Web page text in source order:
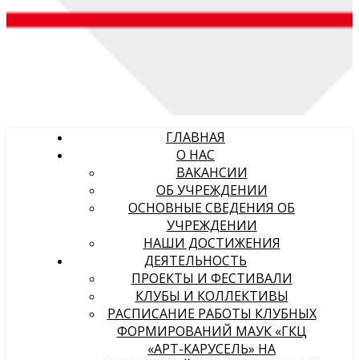
ГЛАВНАЯ
О НАС
ВАКАНСИИ
ОБ УЧРЕЖДЕНИИ
ОСНОВНЫЕ СВЕДЕНИЯ ОБ
УЧРЕЖДЕНИИ
НАШИ ДОСТИЖЕНИЯ
ДЕЯТЕЛЬНОСТЬ
ПРОЕКТЫ И ФЕСТИВАЛИ
КЛУБЫ И КОЛЛЕКТИВЫ
РАСПИСАНИЕ РАБОТЫ КЛУБНЫХ
ФОРМИРОВАНИЙ МАУК «ГКЦ
«АРТ-КАРУСЕЛЬ» НА